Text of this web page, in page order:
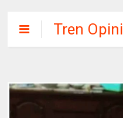
Tren Opini